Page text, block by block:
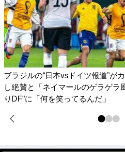
ブラジルの“日本vsドイツ報道”が
し絶賛と「ネイマールのゲラゲラ
りDF”に「何を笑ってるんだ」